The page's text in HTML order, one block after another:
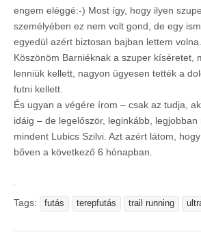
engem eléggé:-) Most így, hogy ilyen
személyében ez nem volt gond, de egy
egyedül azért biztosan bajban lettem volna.
Köszönöm Barniéknak a szuper kíséretet,
lenniük kellett, nagyon ügyesen tették a
futni kellett.
És ugyan a végére írom – csak az tudja,
idáig – de legelőször, leginkább,
mindent Lubics Szilvi. Azt azért látom,
bőven a következő 6 hónapban.
Tags: futás terepfutás trail running